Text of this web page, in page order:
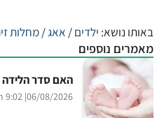
באותו נושא: ילדים/אאג/מחלות
מאמרים נוספים
האם סדר הלידה
06/08/2026
| 9:02 am